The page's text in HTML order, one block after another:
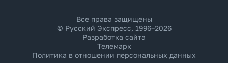
Все права защищены
© Русский Экспресс, 1996–2026
Разработка сайта
Телемарк
Политика в отношении персональных данных